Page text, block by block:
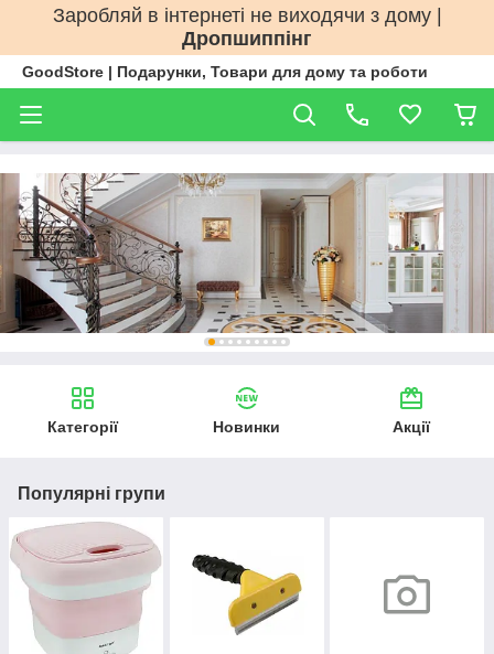
Заробляй в інтернеті не виходячи з дому |
Дропшиппінг
GoodStore | Подарунки, Товари для дому та роботи
Категорії Новинки Акції
Популярні групи